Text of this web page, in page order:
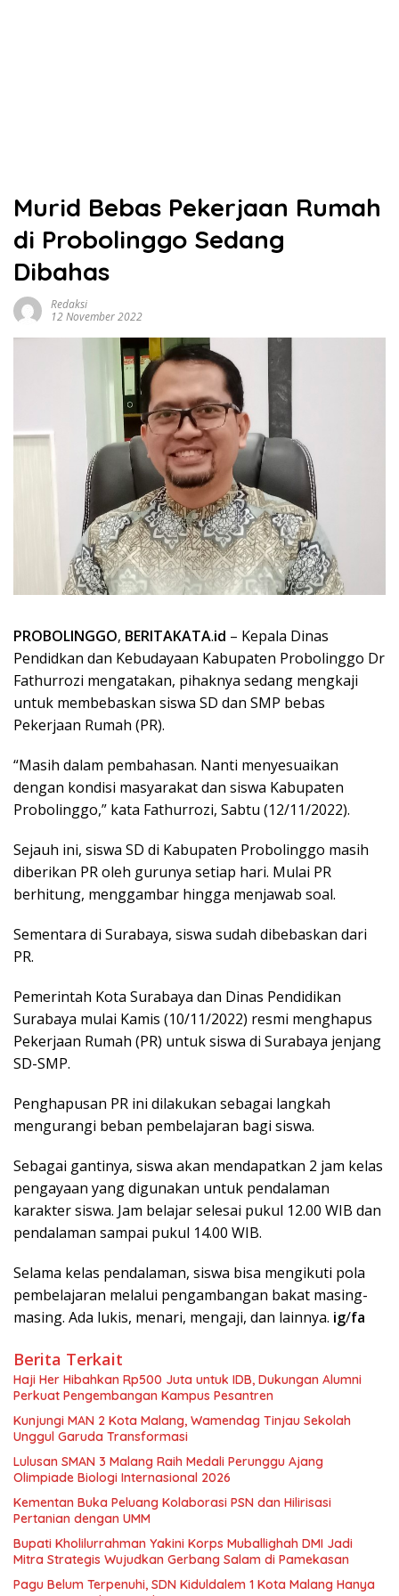
Murid Bebas Pekerjaan Rumah
di Probolinggo Sedang
Dibahas
Redaksi
12 November 2022
PROBOLINGGO, BERITAKATA.id – Kepala Dinas
Pendidkan dan Kebudayaan Kabupaten Probolinggo Dr
Fathurrozi mengatakan, pihaknya sedang mengkaji
untuk membebaskan siswa SD dan SMP bebas
Pekerjaan Rumah (PR).
“Masih dalam pembahasan. Nanti menyesuaikan
dengan kondisi masyarakat dan siswa Kabupaten
Probolinggo,” kata Fathurrozi, Sabtu (12/11/2022).
Sejauh ini, siswa SD di Kabupaten Probolinggo masih
diberikan PR oleh gurunya setiap hari. Mulai PR
berhitung, menggambar hingga menjawab soal.
Sementara di Surabaya, siswa sudah dibebaskan dari
PR.
Pemerintah Kota Surabaya dan Dinas Pendidikan
Surabaya mulai Kamis (10/11/2022) resmi menghapus
Pekerjaan Rumah (PR) untuk siswa di Surabaya jenjang
SD-SMP.
Penghapusan PR ini dilakukan sebagai langkah
mengurangi beban pembelajaran bagi siswa.
Sebagai gantinya, siswa akan mendapatkan 2 jam kelas
pengayaan yang digunakan untuk pendalaman
karakter siswa. Jam belajar selesai pukul 12.00 WIB dan
pendalaman sampai pukul 14.00 WIB.
Selama kelas pendalaman, siswa bisa mengikuti pola
pembelajaran melalui pengambangan bakat masing-
masing. Ada lukis, menari, mengaji, dan lainnya. ig/fa
Berita Terkait
Haji Her Hibahkan Rp500 Juta untuk IDB, Dukungan Alumni
Perkuat Pengembangan Kampus Pesantren
Kunjungi MAN 2 Kota Malang, Wamendag Tinjau Sekolah
Unggul Garuda Transformasi
Lulusan SMAN 3 Malang Raih Medali Perunggu Ajang
Olimpiade Biologi Internasional 2026
Kementan Buka Peluang Kolaborasi PSN dan Hilirisasi
Pertanian dengan UMM
Bupati Kholilurrahman Yakini Korps Muballighah DMI Jadi
Mitra Strategis Wujudkan Gerbang Salam di Pamekasan
Pagu Belum Terpenuhi, SDN Kiduldalem 1 Kota Malang Hanya